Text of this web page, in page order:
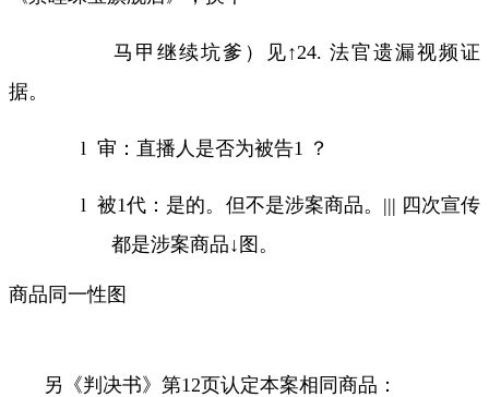
马甲继续坑爹）见↑24.法官遗漏视频证
据。
l 审：直播人是否为被告1 ？
l 被1代：是的。但不是涉案商品。 ||| 四次宣传
都是涉案商品↓图。
商品同一性图
另《判决书》第12页认定本案相同商品：